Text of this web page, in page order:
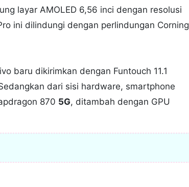
layar AMOLED 6,56 inci dengan resolusi
ini dilindungi dengan perlindungan Corning
baru dikirimkan dengan Funtouch 11.1
dari sisi hardware, smartphone
870 5G, ditambah dengan GPU